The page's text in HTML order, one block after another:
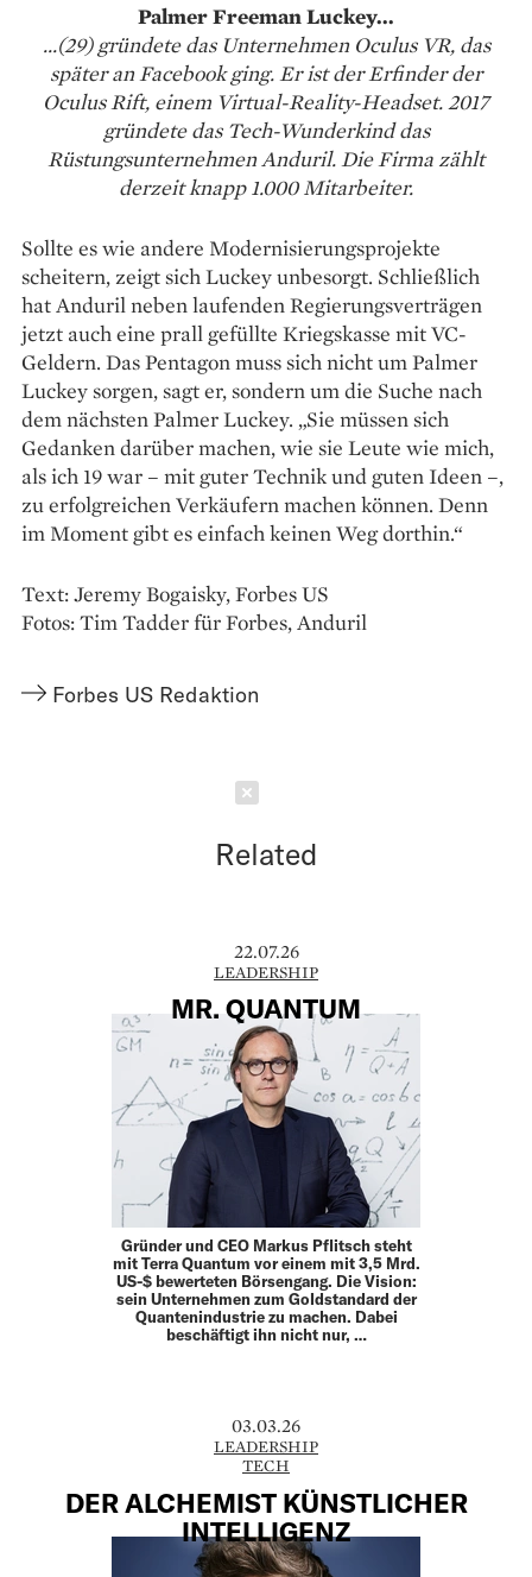
Palmer Freeman Luckey...
...(29) gründete das Unternehmen Oculus VR, das
später an Facebook ging. Er ist der Erfinder der
Oculus Rift, einem Virtual-Reality-Headset. 2017
gründete das Tech-Wunderkind das
Rüstungsunternehmen Anduril. Die Firma zählt
derzeit knapp 1.000 Mitarbeiter.
Sollte es wie andere Modernisierungsprojekte
scheitern, zeigt sich Luckey unbesorgt. Schließlich
hat Anduril neben laufenden Regierungsverträgen
jetzt auch eine prall gefüllte Kriegskasse mit VC-
Geldern. Das Pentagon muss sich nicht um Palmer
Luckey sorgen, sagt er, sondern um die Suche nach
dem nächsten Palmer Luckey. „Sie müssen sich
Gedanken darüber machen, wie sie Leute wie mich,
als ich 19 war – mit guter Technik und guten Ideen –,
zu erfolgreichen Verkäufern machen können. Denn
im Moment gibt es einfach keinen Weg dorthin.“
Text: Jeremy Bogaisky, Forbes US
Fotos: Tim Tadder für Forbes, Anduril
Forbes US Redaktion
Related
22.07.26
LEADERSHIP
MR. QUANTUM
Gründer und CEO Markus Pflitsch steht
mit Terra Quantum vor einem mit 3,5 Mrd.
US-$ bewerteten Börsengang. Die Vision:
sein Unternehmen zum Goldstandard der
Quantenindustrie zu machen. Dabei
beschäftigt ihn nicht nur, …
03.03.26
LEADERSHIP
TECH
DER ALCHEMIST KÜNSTLICHER
INTELLIGENZ